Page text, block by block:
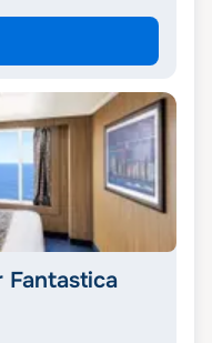
Fantastica